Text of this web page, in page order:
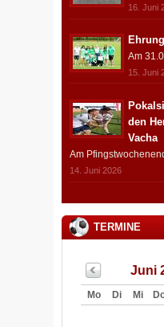
16. Juni
Am
15. Juni
den
Vacha
Am
14. Juni 2026
TERMINE
Juni
Mo Di Mi